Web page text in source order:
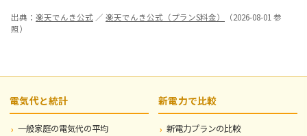
出典： 楽天でんき公式 ／ 楽天でんき公式（プランS料金）
（2026-08-01 参
照）
電気代と統計
一般家庭の電気代の平均
新電力で比較
新電力プランの比較